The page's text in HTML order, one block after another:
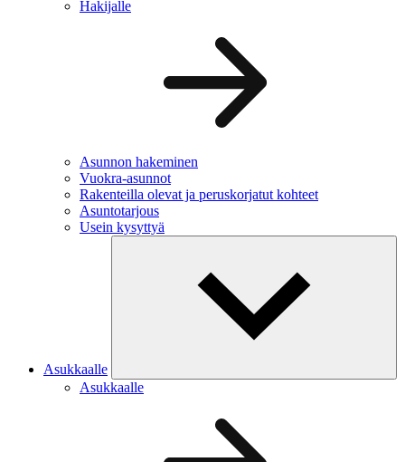
Hakijalle
Asunnon hakeminen
Vuokra-asunnot
Rakenteilla olevat ja peruskorjatut kohteet
Asuntotarjous
Usein kysyttyä
Asukkaalle
Asukkaalle